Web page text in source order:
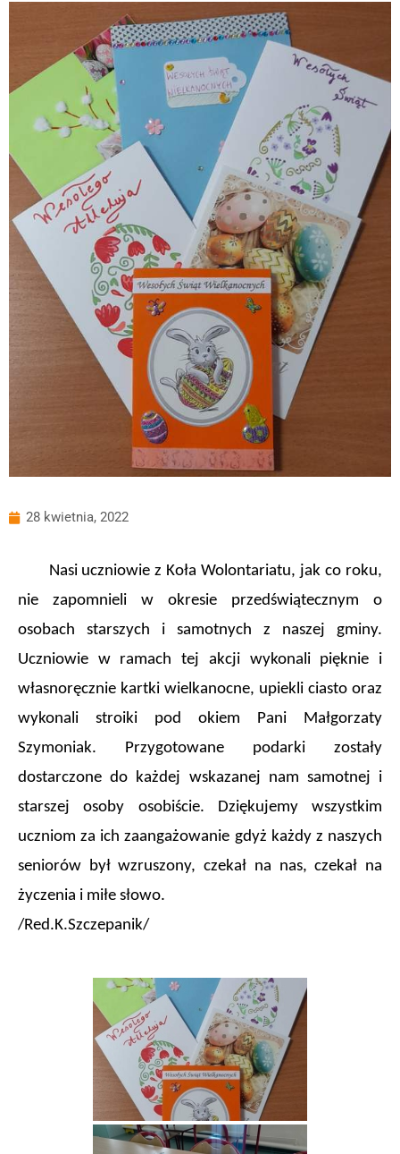
28 kwietnia, 2022
Nasi uczniowie z Koła Wolontariatu, jak co roku,
nie zapomnieli w okresie przedświątecznym o
osobach starszych i samotnych z naszej gminy.
Uczniowie w ramach tej akcji wykonali pięknie i
własnoręcznie kartki wielkanocne, upiekli ciasto oraz
wykonali stroiki pod okiem Pani Małgorzaty
Szymoniak. Przygotowane podarki zostały
dostarczone do każdej wskazanej nam samotnej i
starszej osoby osobiście. Dziękujemy wszystkim
uczniom za ich zaangażowanie gdyż każdy z naszych
seniorów był wzruszony, czekał na nas, czekał na
życzenia i miłe słowo.
/Red.K.Szczepanik/